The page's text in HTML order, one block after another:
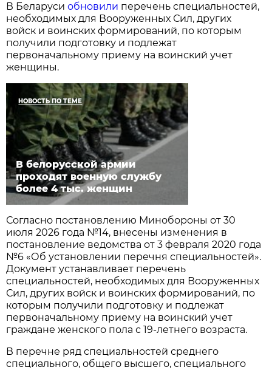
В Беларусиобновили перечень специальностей,
необходимых для Вооруженных Сил, других
войск и воинских формирований, по которым
получили подготовку и подлежат
первоначальному приему на воинский учет
женщины.
НОВОСТЬ ПО ТЕМЕ
В белорусской армии
проходят военную службу
более 4 тыс. женщин
Согласно постановлению Минобороны от 30
июля 2026 года №14, внесены изменения в
постановление ведомства от 3 февраля 2020 года
№6 «Об установлении перечня специальностей».
Документ устанавливает перечень
специальностей, необходимых для Вооруженных
Сил, других войск и воинских формирований, по
которым получили подготовку и подлежат
первоначальному приему на воинский учет
граждане женского пола с 19-летнего возраста.
В перечне ряд специальностей среднего
специального, общего высшего, специального